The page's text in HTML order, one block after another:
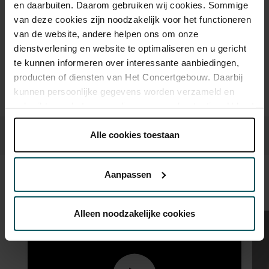
en daarbuiten. Daarom gebruiken wij cookies. Sommige
van deze cookies zijn noodzakelijk voor het functioneren
van de website, andere helpen ons om onze
dienstverlening en website te optimaliseren en u gericht
te kunnen informeren over interessante aanbiedingen,
producten of diensten van Het Concertgebouw. Daarbij
kunnen persoonlijke gegevens worden verzameld en
onder 'aanpassen' zelf welke cookies wij mogen
Lees onze cookieverklaring hier. Lees onze
Via decookieverklaringop onze website kunt u uw
kunnen ontvangen en verwerken.
Alle cookies toestaan
Aanpassen
Alleen noodzakelijke cookies
sprintkaarten
Prijzen zijn exclusief transactiekosten: € 5 per bestelling. Wilt
u rolstoelplaatsen bestellen? Mail naar
kassa@concertgebouw.nl of bel de Concertgebouwlijn op
020 – 671 83 45.